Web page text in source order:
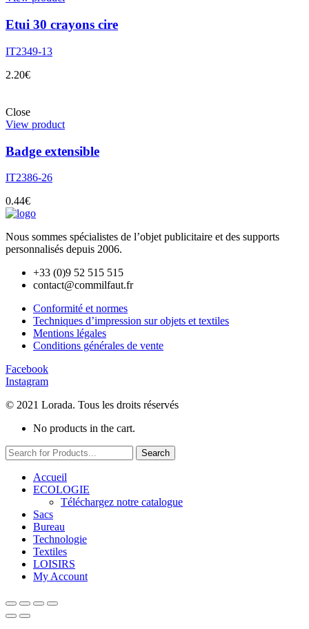
Etui 30 crayons cire
IT2349-13
2.20€
Close
View product
Badge extensible
IT2386-26
0.44€
Nous sommes spécialistes de l’objet publicitaire et des supports
personnalisés depuis 2006.
+33 (0)9 52 515 515
contact@commilfaut.fr
Conformité et normes
Techniques d’impression sur objets et textiles
Mentions légales
Conditions générales de vente
Facebook
Instagram
© 2021 Lorada. Tous les droits réservés
No products in the cart.
Search
Accueil
ECOLOGIE
Téléchargez notre catalogue
Sacs
Bureau
Technologie
Textiles
LOISIRS
My Account